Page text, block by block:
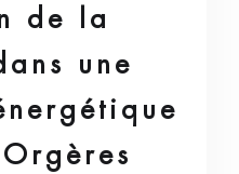
de la
une